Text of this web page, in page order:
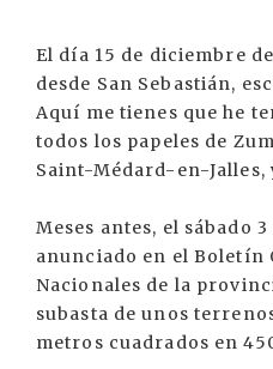
El día 15 de diciembre
desde San Sebastián,
Aquí me tienes que he
todos los papeles de
Saint-Médard-en-Jalles,
Meses antes, el sábado
anunciado en el Boletín
Nacionales de la
subasta de unos
metros cuadrados en